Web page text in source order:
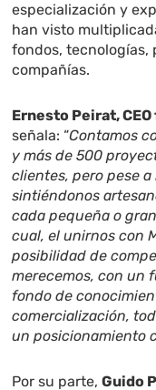
especialización y
han visto
fondos, tecnologías,
compañías.
Ernesto Peirat,
señala: “Contamos
y más de 500
clientes, pero pese
sintiéndonos
cada pequeña o
cual, el unirnos con
posibilidad de
merecemos, con un
fondo de
comercialización,
un posicionamiento
Por su parte,Guido